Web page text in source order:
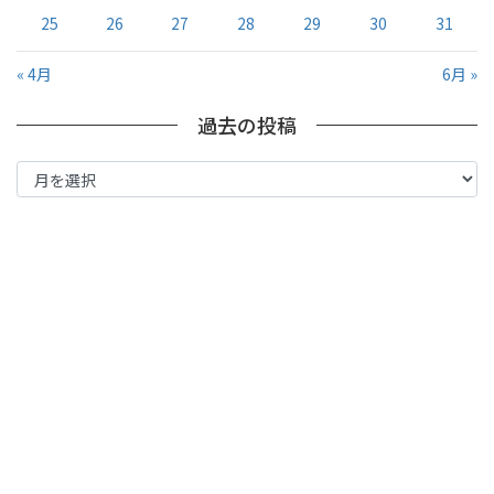
25 26 27 28 29 30 31
« 4月 6月 »
過去の投稿
過
去